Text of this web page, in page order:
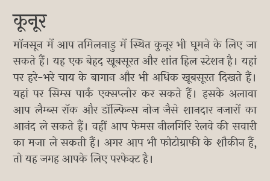
कूनूर
मॉनसून में आप तमिलनाडु में स्थित कुनूर भी घूमने के लिए जा
सकते हैं। यह एक बेहद खूबसूरत और शांत हिल स्टेशन है। यहां
पर हरे-भरे चाय के बागान और भी अधिक खूबसूरत दिखते हैं।
यहां पर सिम्स पार्क एक्सप्लोर कर सकते हैं। इसके अलावा
आप लैम्ब्स रॉक और डॉल्फिन्स नोज जैसे शानदार नजारों का
आनंद ले सकते हैं। वहीं आप फेमस नीलगिरि रेलवे की सवारी
का मजा ले सकती हैं। अगर आप भी फोटोग्राफी के शौकीन हैं,
तो यह जगह आपके लिए परफेक्ट है।